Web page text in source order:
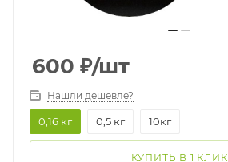
600 ₽/шт
Нашли дешевле?
0,16 кг 0,5 кг 10кг
КУПИТЬ В 1 КЛИК